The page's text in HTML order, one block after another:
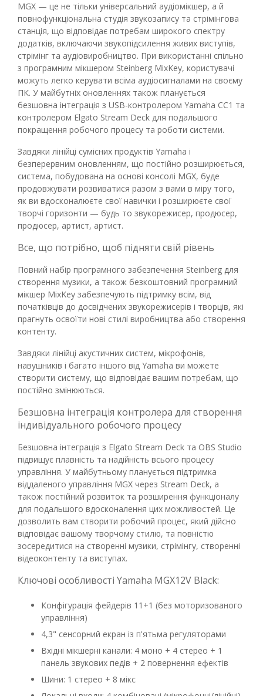
MGX — це не тільки універсальний аудіомікшер, а й
повнофункціональна студія звукозапису та стрімінгова
станція, що відповідає потребам широкого спектру
додатків, включаючи звукопідсилення живих виступів,
стрімінг та аудіовиробництво. При використанні спільно
з програмним мікшером Steinberg MixKey, користувачі
можуть легко керувати всіма аудіосигналами на своєму
ПК. У майбутніх оновленнях також планується
безшовна інтеграція з USB-контролером Yamaha CC1 та
контролером Elgato Stream Deck для подальшого
покращення робочого процесу та роботи системи.
Завдяки лінійці сумісних продуктів Yamaha і
безперервним оновленням, що постійно розширюється,
система, побудована на основі консолі MGX, буде
продовжувати розвиватися разом з вами в міру того,
як ви вдосконалюєте свої навички і розширюєте свої
творчі горизонти — будь то звукорежисер, продюсер,
продюсер, артист, артист.
Все, що потрібно, щоб підняти свій рівень
Повний набір програмного забезпечення Steinberg для
створення музики, а також безкоштовний програмний
мікшер MixKey забезпечують підтримку всім, від
початківців до досвідчених звукорежисерів і творців, які
прагнуть освоїти нові стилі виробництва або створення
контенту.
Завдяки лінійці акустичних систем, мікрофонів,
навушників і багато іншого від Yamaha ви можете
створити систему, що відповідає вашим потребам, що
постійно змінюються.
Безшовна інтеграція контролера для створення
індивідуального робочого процесу
Безшовна інтеграція з Elgato Stream Deck та OBS Studio
підвищує плавність та надійність всього процесу
управління. У майбутньому планується підтримка
віддаленого управління MGX через Stream Deck, а
також постійний розвиток та розширення функціоналу
для подальшого вдосконалення цих можливостей. Це
дозволить вам створити робочий процес, який дійсно
відповідає вашому творчому стилю, та повністю
зосередитися на створенні музики, стрімінгу, створенні
відеоконтенту та виступах.
Ключові особливості Yamaha MGX12V Black:
Конфігурація фейдерів 11+1 (без моторизованого
управління)
4,3" сенсорний екран із п'ятьма регуляторами
Вхідні мікшерні канали: 4 моно + 4 стерео + 1
панель звукових педів + 2 повернення ефектів
Шини: 1 стерео + 8 мікс